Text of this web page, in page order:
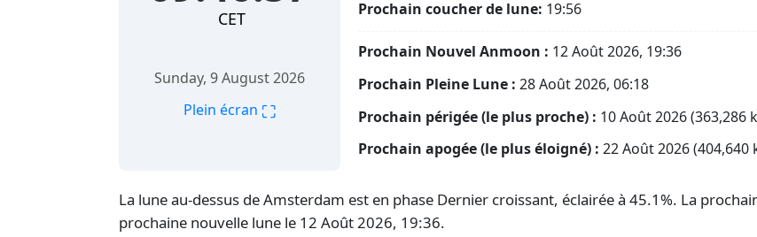
CET
Sunday, 9 August 2026
Plein écran ⛶
Prochain coucher de lune: 19:56
Prochain Nouvel Anmoon : 12 Août 2026, 19:36
Prochain Pleine Lune : 28 Août 2026, 06:18
Prochain périgée (le plus proche) : 10 Août 2026 (363,286
Prochain apogée (le plus éloigné) : 22 Août 2026 (404,640
La lune au-dessus de Amsterdam est en phase Dernier croissant, éclairée à 45.1%. La
prochaine nouvelle lune le 12 Août 2026, 19:36.